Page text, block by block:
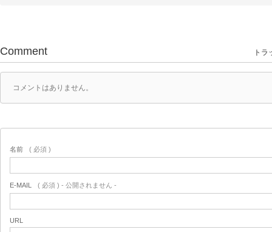
Comment トラ
コメントはありません。
名前 ( 必須 )
E-MAIL ( 必須 ) - 公開されません -
URL